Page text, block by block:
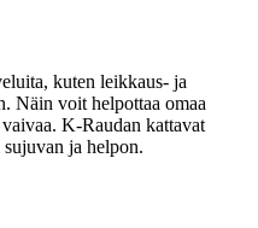
kuten leikkaus- ja
Näin voit helpottaa omaa
K-Raudan kattavat
ja helpon.